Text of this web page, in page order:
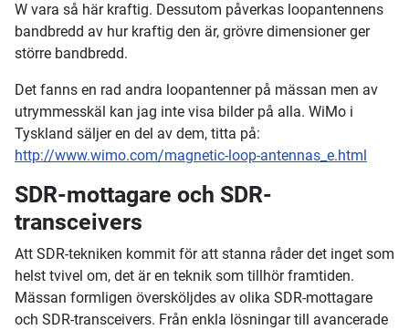
W vara så här kraftig. Dessutom påverkas loopantennens
bandbredd av hur kraftig den är, grövre dimensioner ger
större bandbredd.
Det fanns en rad andra loopantenner på mässan men av
utrymmesskäl kan jag inte visa bilder på alla. WiMo i
Tyskland säljer en del av dem, titta på:
http://www.wimo.com/magnetic-loop-antennas_e.html
SDR-mottagare och SDR-
transceivers
Att SDR-tekniken kommit för att stanna råder det inget som
helst tvivel om, det är en teknik som tillhör framtiden.
Mässan formligen översköljdes av olika SDR-mottagare
och SDR-transceivers. Från enkla lösningar till avancerade